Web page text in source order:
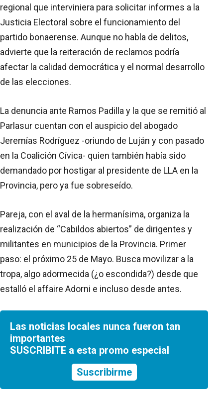
regional que interviniera para solicitar informes a la
Justicia Electoral sobre el funcionamiento del
partido bonaerense. Aunque no habla de delitos,
advierte que la reiteración de reclamos podría
afectar la calidad democrática y el normal desarrollo
de las elecciones.
La denuncia ante Ramos Padilla y la que se remitió al
Parlasur cuentan con el auspicio del abogado
Jeremías Rodríguez -oriundo de Luján y con pasado
en la Coalición Cívica- quien también había sido
demandado por hostigar al presidente de LLA en la
Provincia, pero ya fue sobreseído.
Pareja, con el aval de la hermanísima, organiza la
realización de “Cabildos abiertos” de dirigentes y
militantes en municipios de la Provincia. Primer
paso: el próximo 25 de Mayo. Busca movilizar a la
tropa, algo adormecida (¿o escondida?) desde que
estalló el affaire Adorni e incluso desde antes.
Las noticias locales nunca fueron tan
importantes
SUSCRIBITE a esta promo especial
Suscribirme